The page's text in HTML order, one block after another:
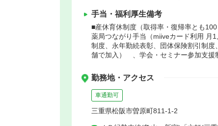
手当・福利厚生備考
■産休育休制度（取得率・復帰率とも
薬局つながり手当（miiveカード利用 月
制度、永年勤続表彰、団体保険割引制
舗で加入） 、学会・セミナー参加支援
勤務地・アクセス
車通勤可
三重県松阪市曽原町811-1-2